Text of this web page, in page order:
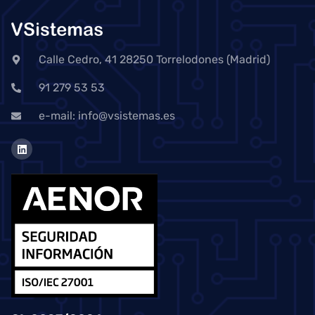
Calle Cedro, 41 28250 Torrelodones (Madrid)
91 279 53 53
e-mail: info@vsistemas.es